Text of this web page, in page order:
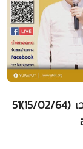
51(15/02/64)